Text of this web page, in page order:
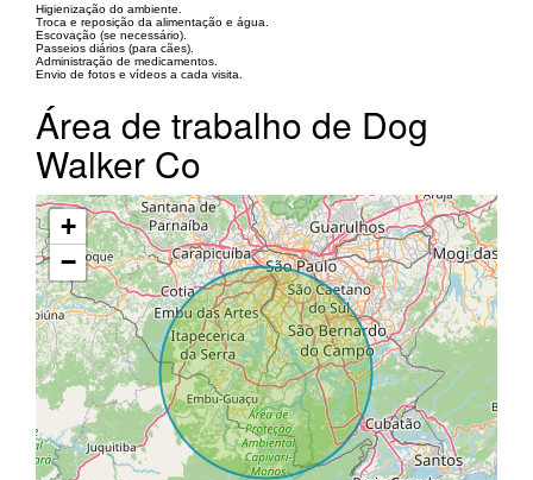
Higienização do ambiente.
Troca e reposição da alimentação e água.
Escovação (se necessário).
Passeios diários (para cães).
Administração de medicamentos.
Envio de fotos e vídeos a cada visita.
Área de trabalho de Dog
Walker Co
+
−